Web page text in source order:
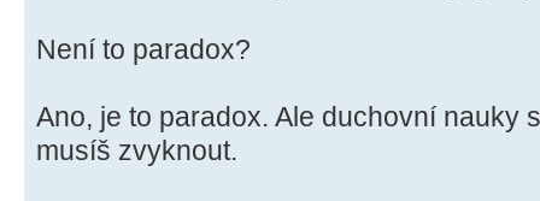
Není to paradox?
Ano, je to paradox. Ale duchovní nauky
musíš zvyknout.